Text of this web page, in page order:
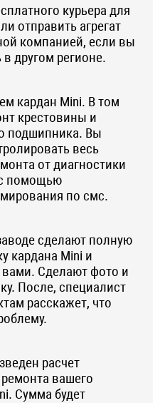
курьера для
отправить агрегат
компанией, если вы
в другом регионе.
кардан Mini. В том
крестовины и
подшипника. Вы
весь
от диагностики
помощью
по смс.
сделают полную
кардана Mini и
вами. Сделают фото и
После, специалист
расскажет, что
расчет
вашего
Сумма будет